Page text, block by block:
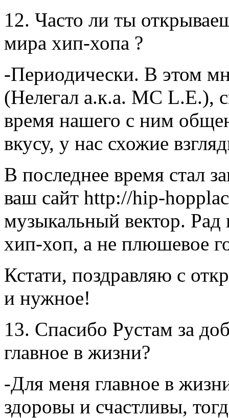
12. Часто ли ты
мира хип-хопа ?
-Периодически. В этом
(Нелегал а.к.а. MC L.E.),
время нашего с ним
вкусу, у нас схожие
В последнее время стал
ваш сайт http://hip-
музыкальный вектор.
хип-хоп, а не плюшевое
Кстати, поздравляю с
и нужное!
13. Спасибо Рустам за
главное в жизни?
-Для меня главное в
здоровы и счастливы,